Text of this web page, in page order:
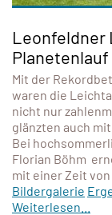
Leonfeldner
Mit der
waren die
nicht nur
glänzten auch
Bei
Florian Böhm
mit einer Zeit von
Bildergalerie
Weiterlesen...